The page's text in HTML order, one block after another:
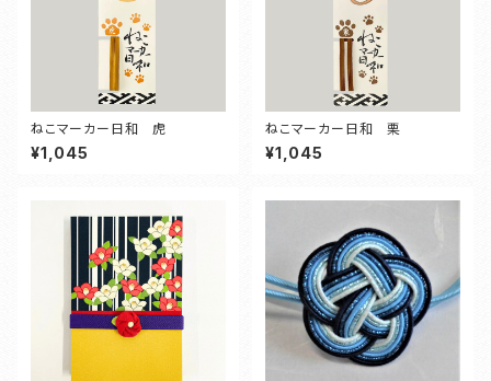
ねこマーカー日和 虎
¥1,045
ねこマーカー日和 栗
¥1,045